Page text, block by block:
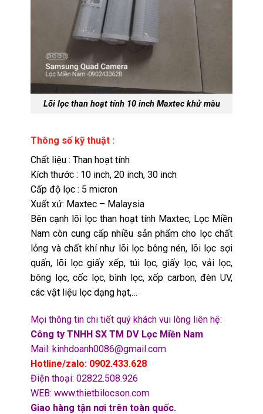
Lõi lọc than hoạt tính 10 inch Maxtec khử màu
Thông số kỹ thuật :
Chất liệu : Than hoạt tính
Kích thước : 10 inch, 20 inch, 30 inch
Cấp độ lọc : 5 micron
Xuất xứ: Maxtec – Malaysia
Bên cạnh lõi lọc than hoạt tính Maxtec, Lọc Miền
Nam còn cung cấp nhiều sản phẩm cho lọc chất
lỏng và chất khí như lõi lọc bông nén, lõi lọc sợi
quấn, lõi lọc giấy xếp, túi lọc, giấy lọc, vải lọc,
bông lọc, cốc lọc, bình lọc, xốp carbon, đèn UV,
các vật liệu lọc dạng hạt,…
Mọi thông tin chi tiết quý khách vui lòng liên hệ:
Công ty TNHH SX TM DV Lọc Miền Nam
Mail: kinhdoanh0086@gmail.com
Hotline/zalo: 0902.433.628
Điện thoại: 02822.508.926
WEB: www.thietbilocson.com
Giao hàng tận nơi trên toàn quốc.